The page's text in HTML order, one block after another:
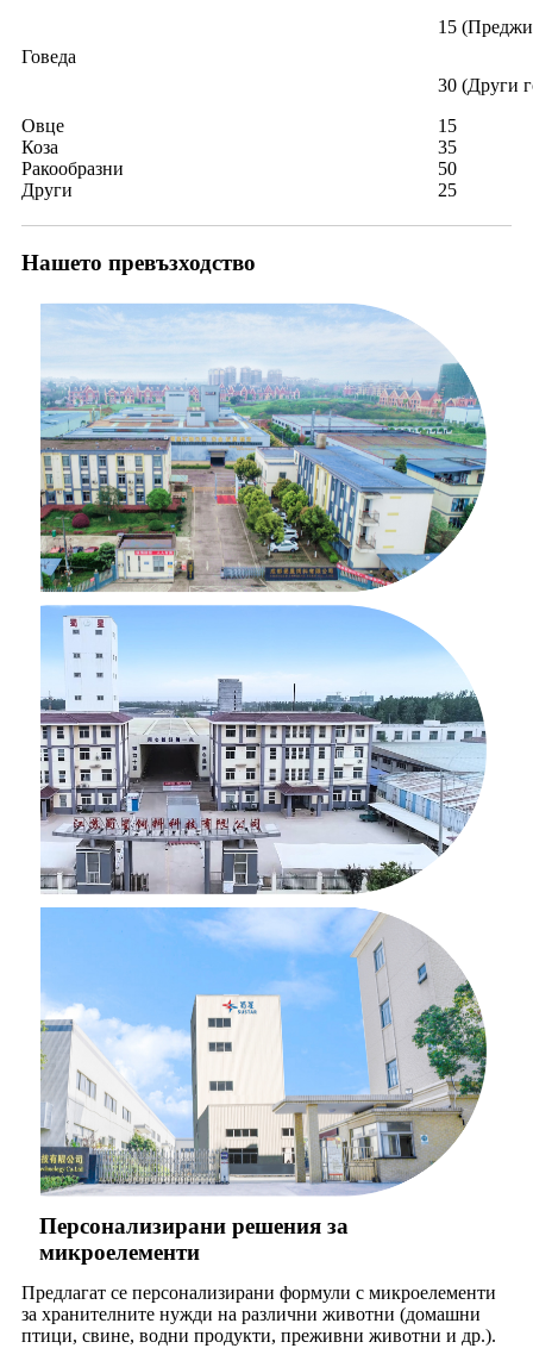
Говеда
15
30 (Други
Овце
15
Коза
35
Ракообразни
50
Други
25
Нашето превъзходство
Персонализирани решения за
микроелементи
Предлагат се персонализирани формули с микроелементи
за хранителните нужди на различни животни (домашни
птици, свине, водни продукти, преживни животни и др.).